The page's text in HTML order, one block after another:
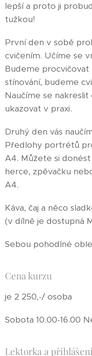
lepší a proto ji
tužkou!
První den v sobě
cvičením. Učíme se
Budeme procvičovat
stínování, budeme
Naučíme se
ukazovat v praxi.
Druhý den vás
Předlohy portrétů
A4. Můžete si
herce, zpěvačku
A4.
Káva, čaj a něco
(v dílně je dostupná
Sebou pohodlné
Cena kurzu
je 2 250,-/ osoba
Sobota 10.00-16.00
Lektorka a